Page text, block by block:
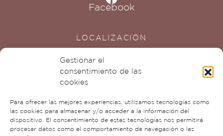
Gestionar el
consentimiento de las
cookies
Para ofrecer las mejores experiencias, utilizamos tecnologías como
las cookies para almacenar y/o acceder a la información del
dispositivo. El consentimiento de estas tecnologías nos permitirá
procesar datos como el comportamiento de navegación o las
Facebook
LOCALIZACIÓN